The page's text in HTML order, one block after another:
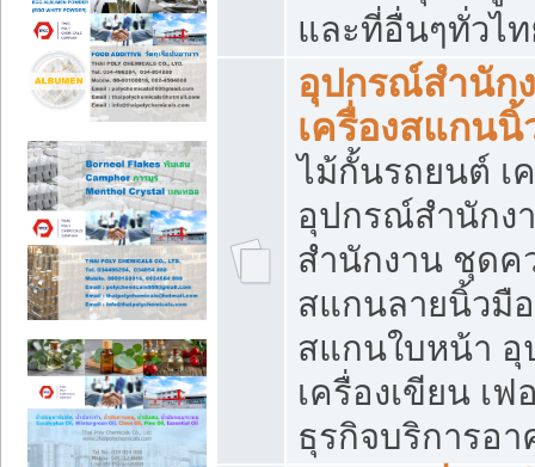
และที่อื่นๆทั่วไ
อุปกรณ์สำนัก
เครื่องสแกนนิ้
ไม้กั้นรถยนต์ เ
อุปกรณ์สำนักง
สำนักงาน ชุดค
สแกนลายนิ้วมื
สแกนใบหน้า
เครื่องเขียน เ
ธุรกิจบริการอ